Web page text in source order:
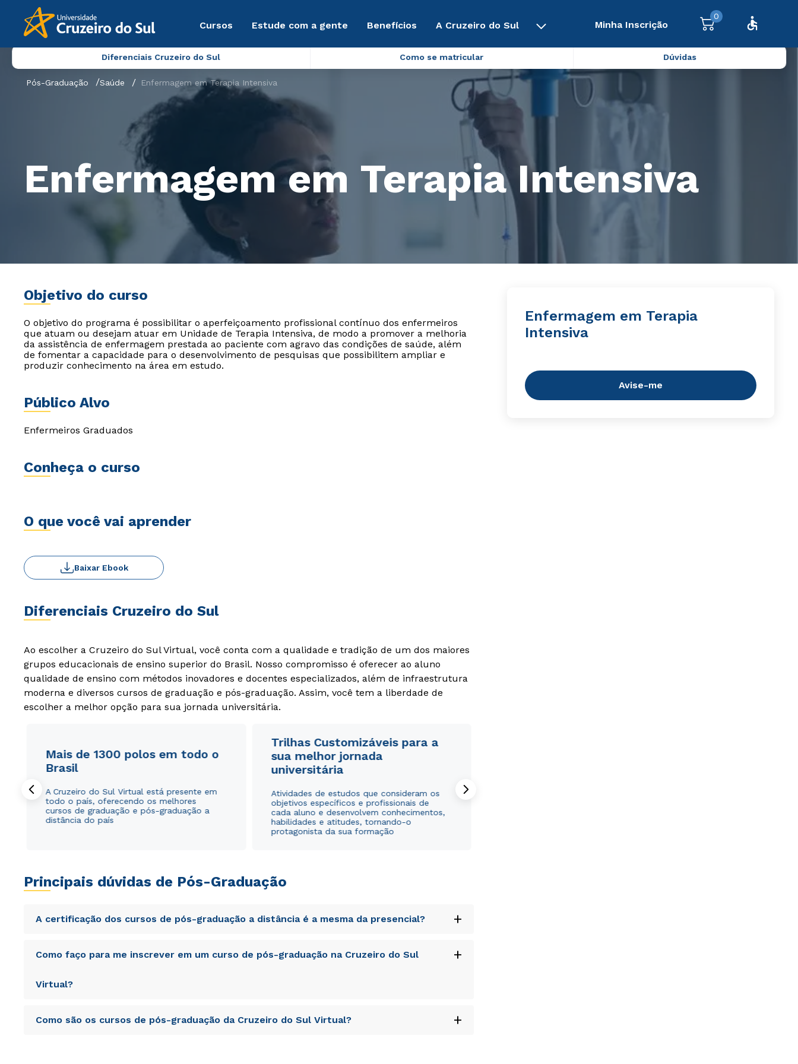
Cursos Estude com a gente Benefícios A Cruzeiro do Sul Minha Inscrição
0
Diferenciais Cruzeiro do Sul Como se matricular Dúvidas
Pós-Graduação Saúde Enfermagem em Terapia Intensiva
Enfermagem em Terapia Intensiva
Objetivo do curso
O objetivo do programa é possibilitar o aperfeiçoamento profissional contínuo dos enfermeiros
que atuam ou desejam atuar em Unidade de Terapia Intensiva, de modo a promover a melhoria
da assistência de enfermagem prestada ao paciente com agravo das condições de saúde, além
de fomentar a capacidade para o desenvolvimento de pesquisas que possibilitem ampliar e
produzir conhecimento na área em estudo.
Público Alvo
Enfermeiros Graduados
Conheça o curso
O que você vai aprender
Baixar Ebook
Diferenciais Cruzeiro do Sul
Ao escolher a Cruzeiro do Sul Virtual, você conta com a qualidade e tradição de um dos maiores
grupos educacionais de ensino superior do Brasil. Nosso compromisso é oferecer ao aluno
qualidade de ensino com métodos inovadores e docentes especializados, além de infraestrutura
moderna e diversos cursos de graduação e pós-graduação. Assim, você tem a liberdade de
escolher a melhor opção para sua jornada universitária.
Mais de 1300 polos em todo o
Brasil
A Cruzeiro do Sul Virtual está presente em
todo o país, oferecendo os melhores
cursos de graduação e pós-graduação a
distância do país
Trilhas Customizáveis para a
sua melhor jornada
universitária
Atividades de estudos que consideram os
objetivos específicos e profissionais de
cada aluno e desenvolvem conhecimentos,
habilidades e atitudes, tornando-o
protagonista da sua formação
Principais dúvidas de Pós-Graduação
A certificação dos cursos de pós-graduação a distância é a mesma da presencial? +
totam rem aperiam, eaque ipsa quae ab illo inventore veritatis et quasi architecto beatae vitae dicta
consequuntur magni dolores eos qui ratione voluptatem sequi nesciunt.
Como faço para me inscrever em um curso de pós-graduação na Cruzeiro do Sul
Virtual?
+
totam rem aperiam, eaque ipsa quae ab illo inventore veritatis et quasi architecto beatae vitae dicta
Como são os cursos de pós-graduação da Cruzeiro do Sul Virtual? +
Enfermagem em Terapia
Intensiva
Avise-me